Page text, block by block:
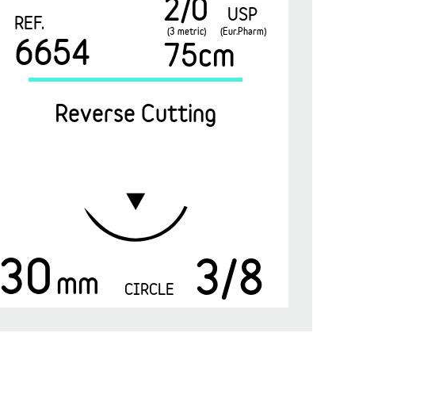
REF.
6654
2/0 USP
(3 metric) (Eur.Pharm)
75cm
Reverse Cutting
30 mm CIRCLE 3/8